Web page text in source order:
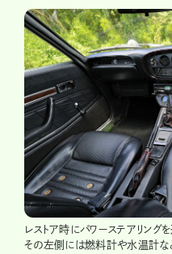
レストア時にパワーステアリング
その左側には燃料計や水温計な